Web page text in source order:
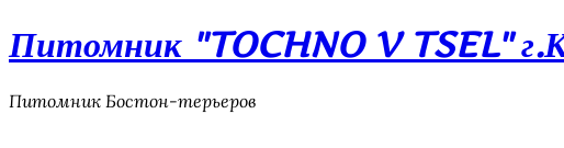
Питомник "TOCHNO V TSEL"
Питомник Бостон-терьеров